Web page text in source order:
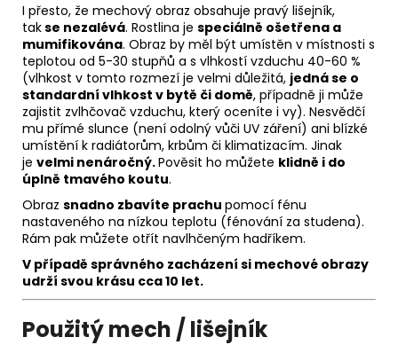
I přesto, že mechový obraz obsahuje pravý lišejník,
takse nezalévá. Rostlina je speciálně ošetřena a
mumifikována. Obraz by měl být umístěn v místnosti s
teplotou od 5-30 stupňů a s vlhkostí vzduchu 40-60 %
(vlhkost v tomto rozmezí je velmi důležitá, jedná se o
standardní vlhkost v bytě či domě, případně ji může
zajistit zvlhčovač vzduchu, který oceníte i vy). Nesvědčí
mu přímé slunce (není odolný vůči UV záření) ani blízké
umístění k radiátorům, krbům či klimatizacím. Jinak
je velmi nenáročný.Pověsit ho můžete klidně i do
úplně tmavého koutu.
Obraz snadno zbavíte prachu pomocí fénu
nastaveného na nízkou teplotu (fénování za studena).
Rám pak můžete otřít navlhčeným hadříkem.
V případě správného zacházení si mechové obrazy
udrží svou krásu cca 10 let.
Použitý mech / lišejník